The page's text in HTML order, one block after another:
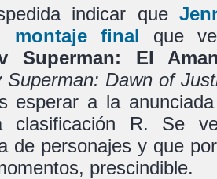
indicar que
montaje final que
Superman: El
Superman: Dawn of
esperar a la
clasificación R. Se
de personajes y que
prescindible.